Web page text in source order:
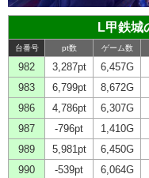
L甲鉄城
台番号 pt数 ゲーム数
982 3,287pt 6,457G
983
6,799pt 8,672G
986
4,786pt 6,307G
987
-796pt 1,410G
989
5,981pt 6,450G
990
-539pt 6,064G